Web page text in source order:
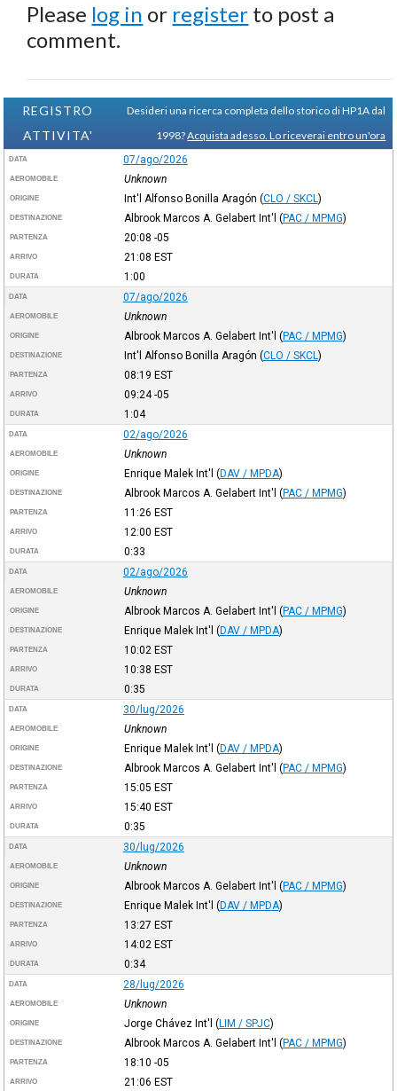
Please log in or register to post a
comment.
REGISTRO
ATTIVITA'
Desideri una ricerca completa dello storico di HP1A dal
1998?Acquista adesso. Lo riceverai entro un'ora
DATA 07/ago/2026
AEROMOBILE Unknown
ORIGINE Int'l Alfonso Bonilla Aragón (CLO / SKCL)
DESTINAZIONE Albrook Marcos A. Gelabert Int'l (PAC / MPMG)
PARTENZA 20:08 -05
ARRIVO 21:08 EST
DURATA 1:00
DATA 07/ago/2026
AEROMOBILE Unknown
ORIGINE Albrook Marcos A. Gelabert Int'l (PAC / MPMG)
DESTINAZIONE Int'l Alfonso Bonilla Aragón (CLO / SKCL)
PARTENZA 08:19 EST
ARRIVO 09:24-05
DURATA 1:04
DATA 02/ago/2026
AEROMOBILE Unknown
ORIGINE Enrique Malek Int'l (DAV / MPDA)
DESTINAZIONE Albrook Marcos A. Gelabert Int'l (PAC / MPMG)
PARTENZA 11:26 EST
ARRIVO 12:00 EST
DURATA 0:33
DATA 02/ago/2026
AEROMOBILE Unknown
ORIGINE Albrook Marcos A. Gelabert Int'l (PAC / MPMG)
DESTINAZIONE Enrique Malek Int'l (DAV / MPDA)
PARTENZA 10:02 EST
ARRIVO 10:38 EST
DURATA 0:35
DATA 30/lug/2026
AEROMOBILE Unknown
ORIGINE Enrique Malek Int'l (DAV / MPDA)
DESTINAZIONE Albrook Marcos A. Gelabert Int'l (PAC / MPMG)
PARTENZA 15:05 EST
ARRIVO 15:40 EST
DURATA 0:35
DATA 30/lug/2026
AEROMOBILE Unknown
ORIGINE Albrook Marcos A. Gelabert Int'l (PAC / MPMG)
DESTINAZIONE Enrique Malek Int'l (DAV / MPDA)
PARTENZA 13:27 EST
ARRIVO 14:02 EST
DURATA 0:34
DATA 28/lug/2026
AEROMOBILE Unknown
ORIGINE Jorge Chávez Int'l (LIM / SPJC)
DESTINAZIONE Albrook Marcos A. Gelabert Int'l (PAC / MPMG)
PARTENZA 18:10 -05
ARRIVO 21:06 EST